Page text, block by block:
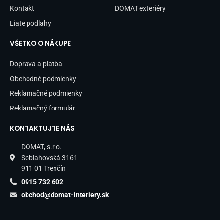
Kontakt
Liate podlahy
DOMAT exteriéry
VŠETKO O NÁKUPE
Doprava a platba
Obchodné podmienky
Reklamačné podmienky
Reklamačný formulár
KONTAKTUJTE NÁS
DOMAT, s.r.o.
Soblahovská 3161
911 01 Trenčín
0915 732 602
obchod@domat-interiery.sk